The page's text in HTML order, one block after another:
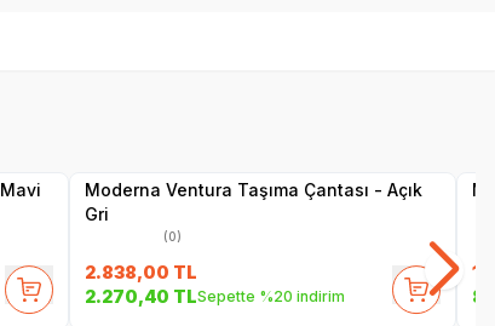
Moderna Ventura Taşıma Çantası - Açık
Gri
(0)
2.838,00 TL
2.270,40 TLSepette %20 indirim